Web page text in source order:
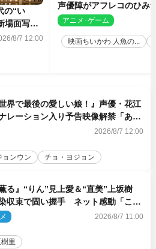
の“い
場面写真
8/7 12:00
声優陣がアフレコのひみ
を解説！ 新カットも到
アニメ･ゲーム
映画ちいかわ 人魚の...
界で最後の愛しい娘！』声優・花江
レーション入り予告映像解禁「あふ
かさに涙が止まらない！」2026/8/7 12:00
ョンウン チョ・ヨジョン
る』“りん”見上愛＆“直美”上坂樹
収束で固い握手 ネット感動「この
最強」「アツい」
2026/8/7 11:00
里